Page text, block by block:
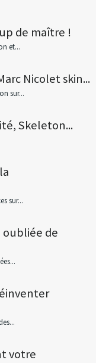
de maître !
et...
Nicolet skin...
sur...
Skeleton...
sur...
oubliée de
votre